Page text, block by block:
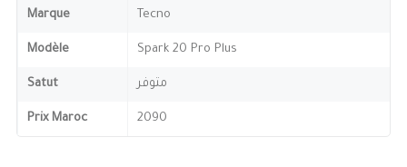
Marque Tecno
Modèle Spark 20 Pro Plus
Satut متوفر
Prix Maroc 2090